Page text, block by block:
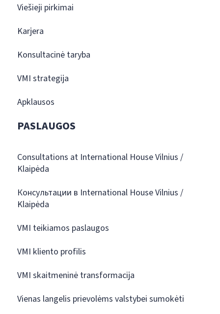
Viešieji pirkimai
Karjera
Konsultacinė taryba
VMI strategija
Apklausos
PASLAUGOS
Consultations at International House Vilnius /
Klaipėda
Консультации в International House Vilnius /
Klaipėda
VMI teikiamos paslaugos
VMI kliento profilis
VMI skaitmeninė transformacija
Vienas langelis prievolėms valstybei sumokėti